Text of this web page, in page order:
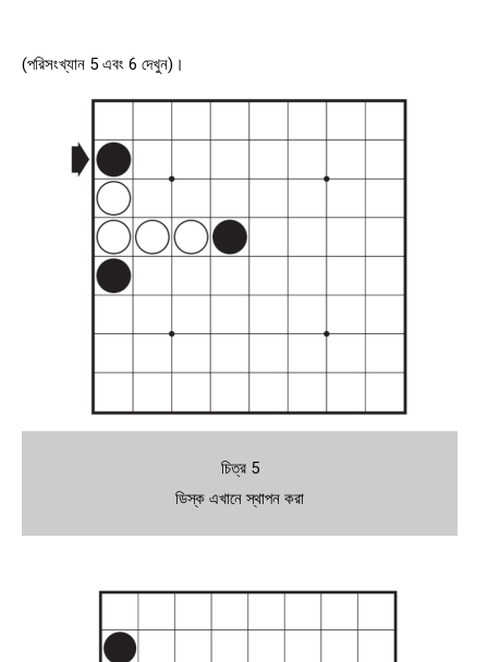
(পরিসংখ্যান 5 এবং 6 দেখুন)।
চিত্র 5
ডিস্ক এখানে স্থাপন করা